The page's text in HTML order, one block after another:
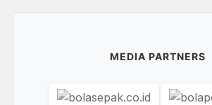
MEDIA PARTNERS